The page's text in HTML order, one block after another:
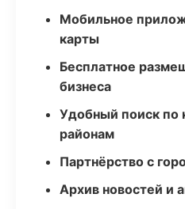
Мобильное
карты
Бесплатное
бизнеса
Удобный поиск по
районам
Партнёрство с
Архив новостей и